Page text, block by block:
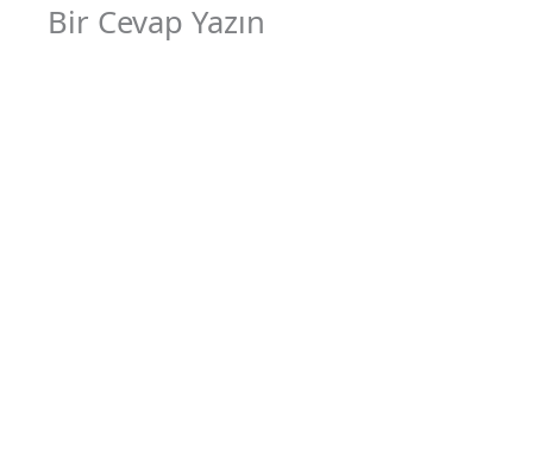
Bir Cevap Yazın